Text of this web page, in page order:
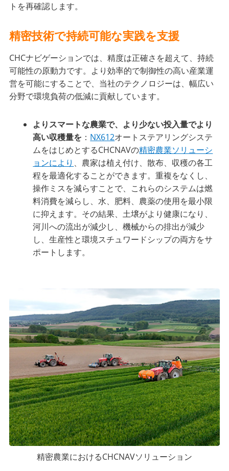
トを再確認します。
精密技術で持続可能な実践を支援
CHCナビゲーションでは、精度は正確さを超えて、持続
可能性の原動力です。より効率的で制御性の高い産業運
営を可能にすることで、当社のテクノロジーは、幅広い
分野で環境負荷の低減に貢献しています。
よりスマートな農業で、より少ない投入量でより
高い収穫量を ： NX612オートステアリングシステ
ムをはじめとするCHCNAVの精密農業ソリューシ
ョンにより 、農家は植え付け、散布、収穫の各工
程を最適化することができます。重複をなくし、
操作ミスを減らすことで、これらのシステムは燃
料消費を減らし、水、肥料、農薬の使用を最小限
に抑えます。その結果、土壌がより健康になり、
河川への流出が減少し、機械からの排出が減少
し、生産性と環境スチュワードシップの両方をサ
ポートします。
精密農業におけるCHCNAVソリューション